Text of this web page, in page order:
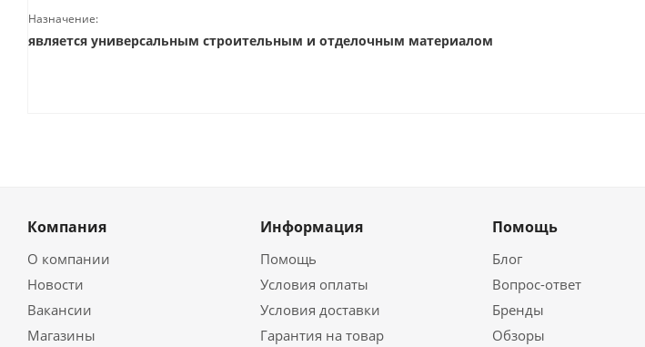
Назначение:
является универсальным строительным и отделочным материалом
Компания
О компании
Новости
Вакансии
Магазины
Информация
Помощь
Условия оплаты
Условия доставки
Гарантия на товар
Помощь
Блог
Вопрос-ответ
Бренды
Обзоры